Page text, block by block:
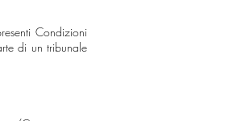
Condizioni
di un tribunale